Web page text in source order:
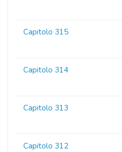
Capitolo 315
Capitolo 314
Capitolo 313
Capitolo 312